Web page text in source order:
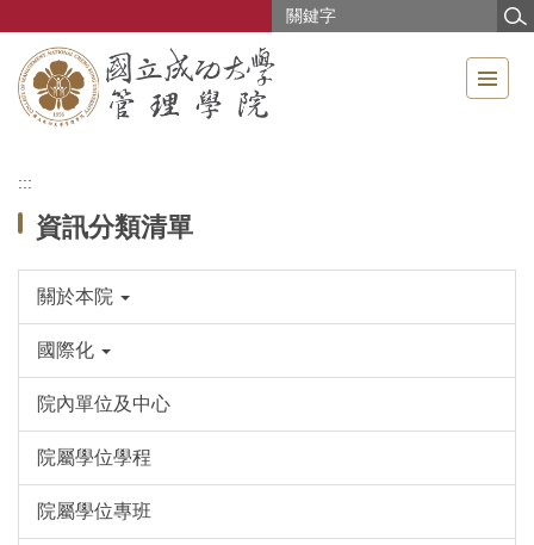
主
要
內
:::
資訊分類清單
關於本院
國際化
院內單位及中心
院屬學位學程
院屬學位專班